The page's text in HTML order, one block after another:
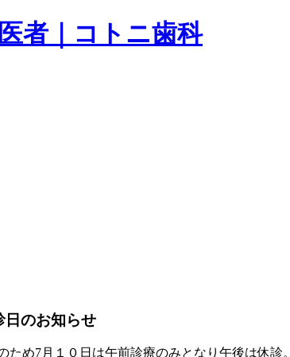
日のお知らせ
め7月１０日は午前診療のみとなり午後は休診。